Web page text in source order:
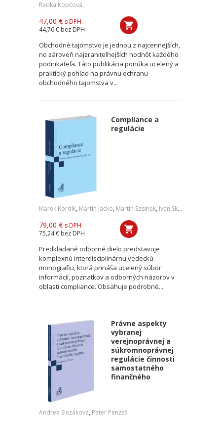
Radka Kopčová,
47,00 € s DPH
44,76 € bez DPH
Obchodné tajomstvo je jednou z najcennejších,
no zároveň najzraniteľnejších hodnôt každého
podnikateľa. Táto publikácia ponúka ucelený a
praktický pohľad na právnu ochranu
obchodného tajomstva v...
Compliance a
regulácie
Marek Kordík, Martin Jacko, Martin Sasinek, Ivan Skaloš
79,00 € s DPH
75,24 € bez DPH
Predkladané odborné dielo predstavuje
komplexnú interdisciplinárnu vedeckú
monografiu, ktorá prináša ucelený súbor
informácií, poznatkov a odborných názorov v
oblasti compliance. Obsahuje podrobné...
Právne aspekty
vybranej
verejnoprávnej a
súkromnoprávnej
regulácie činnosti
samostatného
finančného
Andrea Slezáková, Peter Pénzeš